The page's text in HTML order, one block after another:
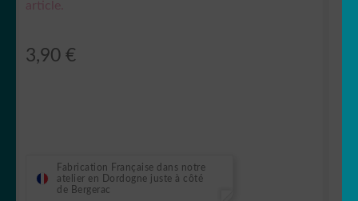
article.
3,90 €
Fabrication Française dans notre
atelier en Dordogne juste à côté
de Bergerac